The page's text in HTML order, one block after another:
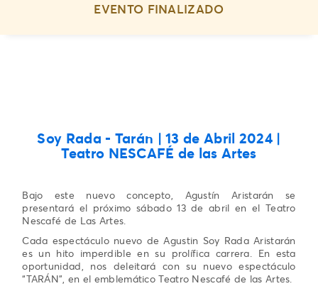
EVENTO FINALIZADO
Soy Rada - Tarán | 13 de Abril 2024 |
Teatro NESCAFÉ de las Artes
Bajo este nuevo concepto, Agustín Aristarán se
presentará el próximo sábado 13 de abril en el Teatro
Nescafé de Las Artes.
Cada espectáculo nuevo de Agustin Soy Rada Aristarán
es un hito imperdible en su prolífica carrera. En esta
oportunidad, nos deleitará con su nuevo espectáculo
“TARÁN”, en el emblemático Teatro Nescafé de las Artes.